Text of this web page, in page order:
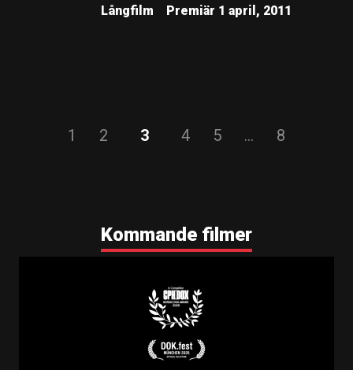
Långfilm
Premiär 1 april, 2011
1 2 3 4 5 … 8
Kommande filmer